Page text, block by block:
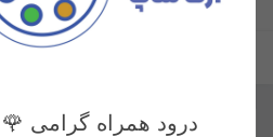
درود همراه گرامی 🌹
فهرست محصولات راپید براش 36 رنگ